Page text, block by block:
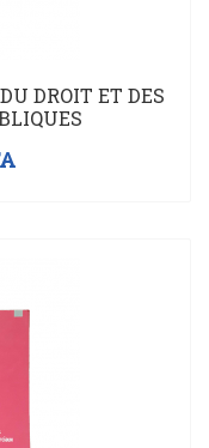
DROIT ET DES